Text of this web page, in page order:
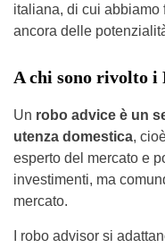
italiana, di cui abbiamo
ancora delle
A chi sono rivolto i
Un robo advice è un
utenza domestica,
esperto del mercato e
investimenti, ma
mercato.
I robo advisor si